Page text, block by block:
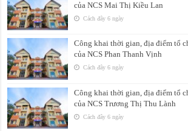
của NCS Mai Thị Kiều Lan
Cách đây 6 ngày
Công khai thời gian, địa điểm tổ
của NCS Phan Thanh Vịnh
Cách đây 6 ngày
Công khai thời gian, địa điểm tổ
của NCS Trương Thị Thu Lành
Cách đây 6 ngày